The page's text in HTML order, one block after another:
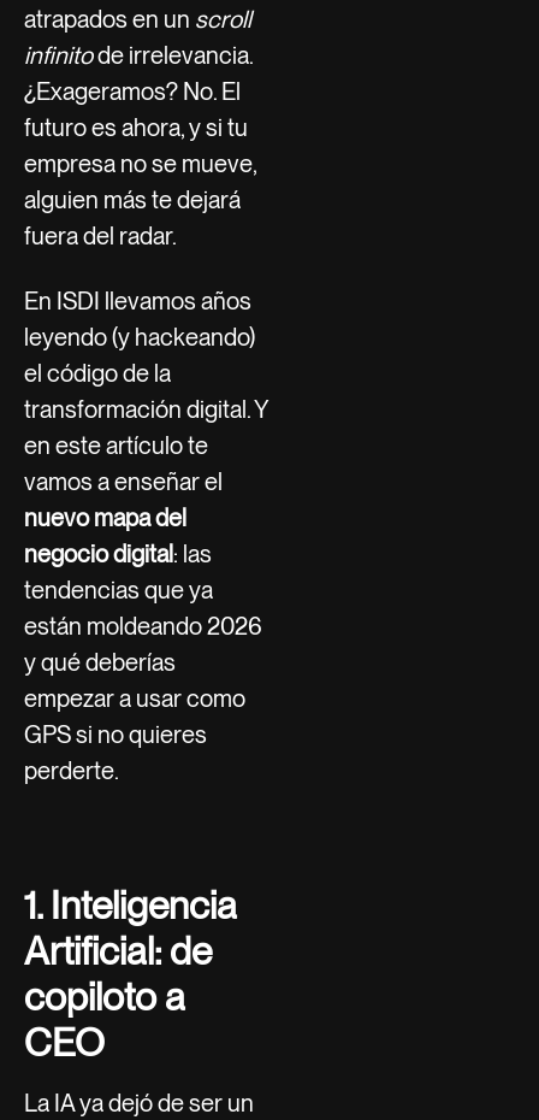
atrapados en un scroll
infinitode irrelevancia.
¿Exageramos? No. El
futuro es ahora, y si tu
empresa no se mueve,
alguien más te dejará
fuera del radar.
En ISDI llevamos años
leyendo (y hackeando)
el código de la
transformación digital. Y
en este artículo te
vamos a enseñar el
nuevo mapa del
negocio digital: las
tendencias que ya
están moldeando 2026
y qué deberías
empezar a usar como
GPS si no quieres
perderte.
1. Inteligencia
Artificial: de
copiloto a
CEO
La IA ya dejó de ser un